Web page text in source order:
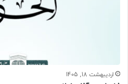
اردیبهشت 18, 1405